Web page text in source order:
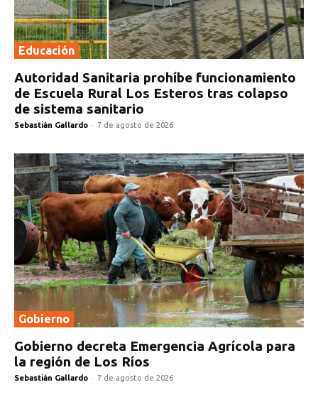
Educación
Autoridad Sanitaria prohíbe funcionamiento
de Escuela Rural Los Esteros tras colapso
de sistema sanitario
Sebastián Gallardo - 7 de agosto de 2026
Gobierno
Gobierno decreta Emergencia Agrícola para
la región de Los Ríos
Sebastián Gallardo - 7 de agosto de 2026